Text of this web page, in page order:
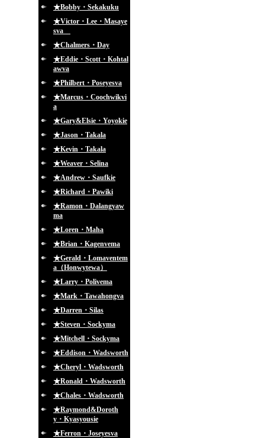
★Bobby・Sekakuku
★Victor・Lee・Masaye
sva
★Chalmers・Day
★Eddie・Scott・Kohtal
awva
★Philbert・Poseyesva
★Marcus・Coochwikvi
a
★Gary&Elsie・Yoyokie
★Jason・Takala
★Kevin・Takala
★Weaver・Selina
★Andrew・Saufkie
★Richard・Pawiki
★Ramon・Dalangyaw
ma
★Loren・Maha
★Brian・Kagenvema
★Gerald・Lomaventem
a（Honwytewa）
★Larry・Polivema
★Mark・Tawahongva
★Darren・Silas
★Steven・Sockyma
★Mitchell・Sockyma
★Eddison・Wadsworth
★Cheryl・Wadsworth
★Ronald・Wadsworth
★Chales・Wadsworth
★Raymond&Doroth
y・Kyasyousie
★Ferron・Joseyesva